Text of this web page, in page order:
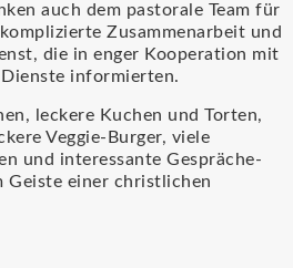
auch dem pastorale Team für
Zusammenarbeit und
die in enger Kooperation mit
informierten.
leckere Kuchen und Torten,
Veggie-Burger, viele
und interessante Gespräche-
Geiste einer christlichen